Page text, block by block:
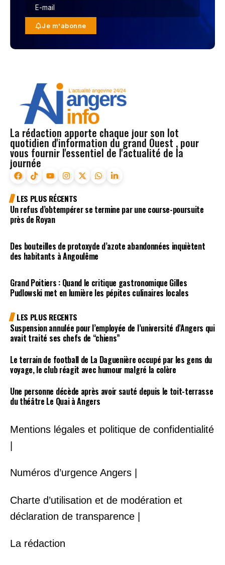
Je m'abonne
La rédaction apporte chaque jour son lot
quotidien d'information du grand Ouest , pour
vous fournir l'essentiel de l'actualité de la
journée
LES PLUS RÉCENTS
Un refus d’obtempérer se termine par une course-poursuite
près de Royan
Des bouteilles de protoxyde d’azote abandonnées inquiètent
des habitants à Angoulême
Grand Poitiers : Quand le critique gastronomique Gilles
Pudlowski met en lumière les pépites culinaires locales
LES PLUS RECENTS
Suspension annulée pour l’employée de l’université d’Angers qui
avait traité ses chefs de “chiens”
Le terrain de football de La Daguenière occupé par les gens du
voyage, le club réagit avec humour malgré la colère
Une personne décède après avoir sauté depuis le toit-terrasse
du théâtre Le Quai à Angers
Mentions légales et politique de confidentialité
|
Numéros d’urgence Angers |
Charte d’utilisation et de modération et
déclaration de transparence |
La rédaction